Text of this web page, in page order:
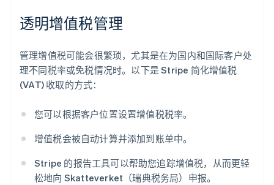
透明增值税管理
管理增值税可能会很繁琐，尤其是在为国内和国际客户处
理不同税率或免税情况时。以下是 Stripe 简化增值税
(VAT) 收取的方式：
您可以根据客户位置设置增值税税率。
增值税会被自动计算并添加到账单中。
Stripe 的报告工具可以帮助您追踪增值税，从而更轻
松地向 Skatteverket（瑞典税务局）申报。